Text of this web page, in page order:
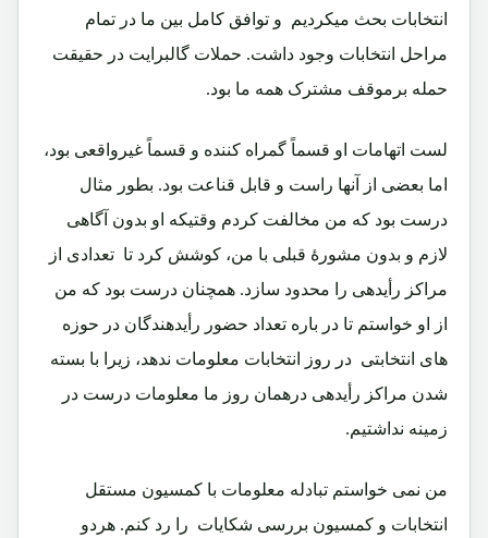
انتخابات بحث میکردیم و توافق کامل بین ما در تمام
مراحل انتخابات وجود داشت. حملات گالبرایت در حقیقت
حمله برموقف مشترک همه ما بود.
لست اتهامات او قسماً گمراه کننده و قسماً غیرواقعی بود،
اما بعضی از آنها راست و قابل قناعت بود. بطور مثال
درست بود که من مخالفت کردم وقتیکه او بدون آگاهی
لازم و بدون مشورۀ قبلی با من، کوشش کرد تا تعدادی از
مراکز رأیدهی را محدود سازد. همچنان درست بود که من
از او خواستم تا در باره تعداد حضور رأیدهندگان در حوزه
های انتخابتی در روز انتخابات معلومات ندهد، زیرا با بسته
شدن مراکز رأیدهی درهمان روز ما معلومات درست در
زمینه نداشتیم.
من نمی خواستم تبادله معلومات با کمسیون مستقل
انتخابات و کمسیون بررسی شکایات را رد کنم. هردو